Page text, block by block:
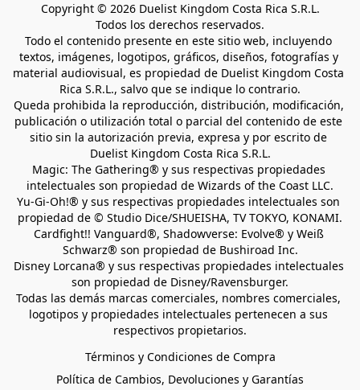
Copyright © 2026 Duelist Kingdom Costa Rica S.R.L.
Todos los derechos reservados.
Todo el contenido presente en este sitio web, incluyendo
textos, imágenes, logotipos, gráficos, diseños, fotografías y
material audiovisual, es propiedad de Duelist Kingdom Costa
Rica S.R.L., salvo que se indique lo contrario.
Queda prohibida la reproducción, distribución, modificación,
publicación o utilización total o parcial del contenido de este
sitio sin la autorización previa, expresa y por escrito de
Duelist Kingdom Costa Rica S.R.L.
Magic: The Gathering® y sus respectivas propiedades
intelectuales son propiedad de Wizards of the Coast LLC.
Yu-Gi-Oh!® y sus respectivas propiedades intelectuales son
propiedad de © Studio Dice/SHUEISHA, TV TOKYO, KONAMI.
Cardfight!! Vanguard®, Shadowverse: Evolve® y Weiß
Schwarz® son propiedad de Bushiroad Inc.
Disney Lorcana® y sus respectivas propiedades intelectuales
son propiedad de Disney/Ravensburger.
Todas las demás marcas comerciales, nombres comerciales,
logotipos y propiedades intelectuales pertenecen a sus
respectivos propietarios.
Términos y Condiciones de Compra
Política de Cambios, Devoluciones y Garantías